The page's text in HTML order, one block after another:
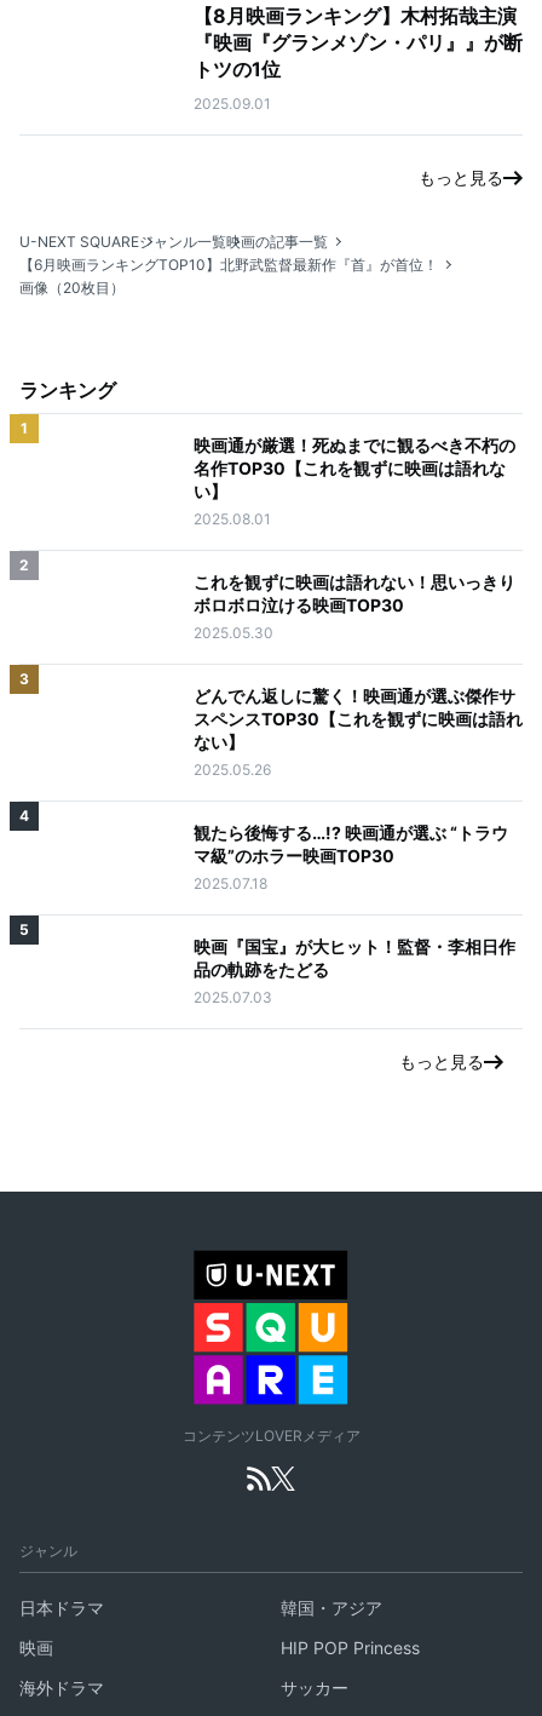
【8月映画ランキング】木村拓哉主演
『映画『グランメゾン・パリ』』が断
トツの1位
2025.09.01
もっと見る
U-NEXT SQUAREジャンル一覧映画の記事一覧
【6月映画ランキングTOP10】北野武監督最新作『首』が首位！
画像（20枚目）
ランキング
1
映画通が厳選！死ぬまでに観るべき不朽の
名作TOP30【これを観ずに映画は語れな
い】
2025.08.01
2
これを観ずに映画は語れない！思いっきり
ボロボロ泣ける映画TOP30
2025.05.30
3
どんでん返しに驚く！映画通が選ぶ傑作サ
スペンスTOP30【これを観ずに映画は語れ
ない】
2025.05.26
4
観たら後悔する…!? 映画通が選ぶ “トラウ
マ級”のホラー映画TOP30
2025.07.18
5
映画『国宝』が大ヒット！監督・李相日作
品の軌跡をたどる
2025.07.03
もっと見る
コンテンツLOVERメディア
ジャンル
日本ドラマ
韓国・アジア
映画
HIP POP Princess
海外ドラマ
サッカー